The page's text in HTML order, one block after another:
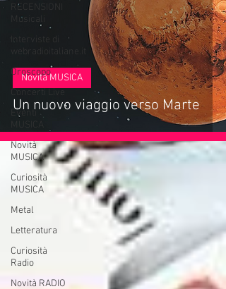
RECENSIONI
Musicali
webradioitaliane.it
Oroscopo
Eventi
Novità
MUSICA
Curiosità
MUSICA
Metal
Letteratura
Curiosità
Radio
Novità RADIO
Un nuovo viaggio verso Marte
Novità MUSICA